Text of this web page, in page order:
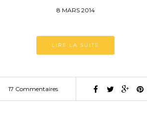
8 MARS 2014
LIRE LA SUITE
17 Commentaires